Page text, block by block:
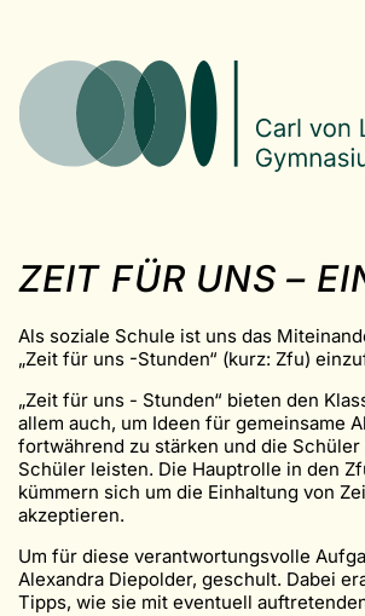
ZEIT FÜR UNS –
Als soziale Schule ist uns das
„Zeit für uns -Stunden“ (kurz: Zfu)
„Zeit für uns - Stunden“ bieten den
allem auch, um Ideen für gemeinsame
fortwährend zu stärken und die
Schüler leisten. Die Hauptrolle in den
kümmern sich um die Einhaltung von
akzeptieren.
Um für diese verantwortungsvolle
Alexandra Diepolder, geschult. Dabei
Tipps, wie sie mit eventuell